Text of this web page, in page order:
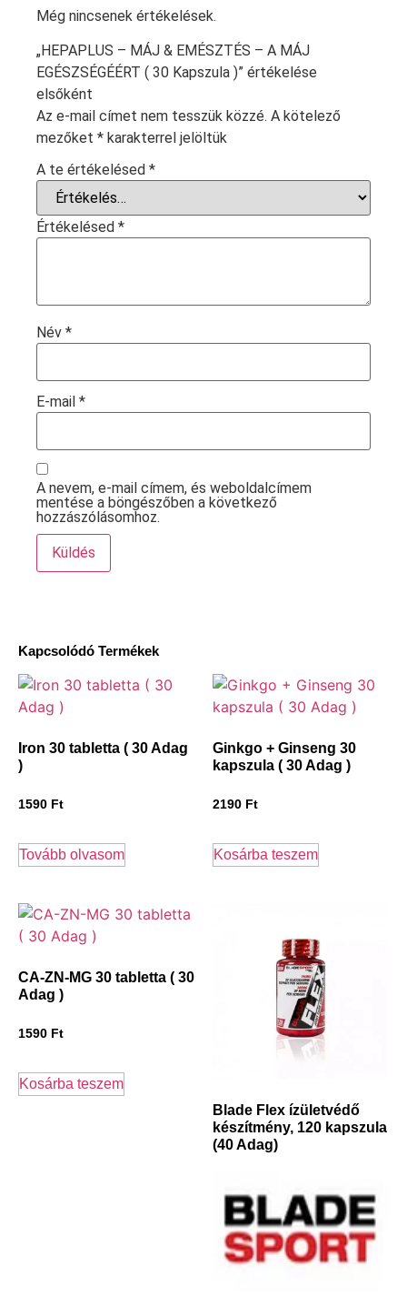
Kapcsolódó Termékek
Iron 30 tabletta ( 30 Adag
)
1590 Ft
Tovább olvasom
Ginkgo + Ginseng 30
kapszula ( 30 Adag )
2190 Ft
Kosárba teszem
CA-ZN-MG 30 tabletta ( 30
Adag )
1590 Ft
Kosárba teszem
Blade Flex ízületvédő
készítmény, 120 kapszula
(40 Adag)
Még nincsenek értékelések.
„HEPAPLUS – MÁJ & EMÉSZTÉS – A MÁJ
EGÉSZSÉGÉÉRT ( 30 Kapszula )” értékelése
elsőként
Az e-mail címet nem tesszük közzé. A kötelező
mezőket * karakterrel jelöltük
A te értékelésed *
Értékelésed *
Név *
E-mail *
A nevem, e-mail címem, és weboldalcímem
mentése a böngészőben a következő
hozzászólásomhoz.